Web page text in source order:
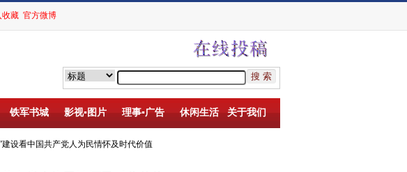
收藏 官方微博
铁军书城 影视▪图片 理事▪广告 休闲生活 关于我们
建设看中国共产党人为民情怀及时代价值